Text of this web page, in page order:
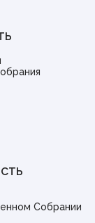
Собрании